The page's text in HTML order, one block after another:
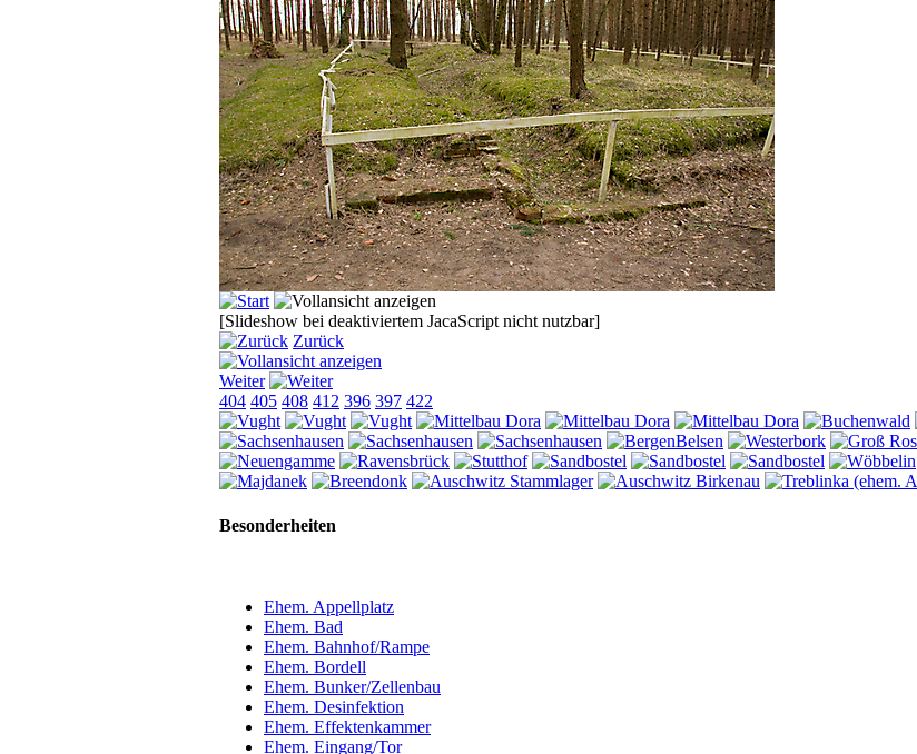
[Slideshow bei deaktiviertem JacaScript nicht nutzbar]
Zurück
Weiter
404 405 408 412 396 397 422
Besonderheiten
Ehem. Appellplatz
Ehem. Bad
Ehem. Bahnhof/Rampe
Ehem. Bordell
Ehem. Bunker/Zellenbau
Ehem. Desinfektion
Ehem. Effektenkammer
Ehem. Eingang/Tor